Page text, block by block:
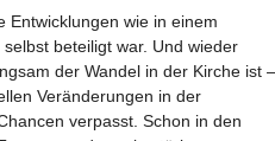
Entwicklungen wie in einem
beteiligt war. Und wieder
der Wandel in der Kirche ist –
Veränderungen in der
verpasst. Schon in den